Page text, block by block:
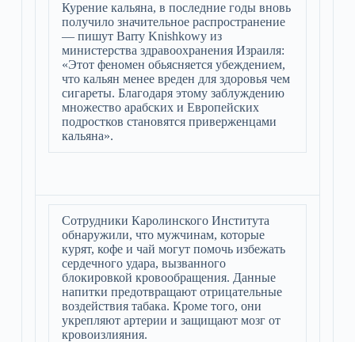
Курение кальяна, в последние годы вновь
получило значительное распространение
— пишут Barry Knishkowy из
министерства здравоохранения Израиля:
«Этот феномен обьясняется убеждением,
что кальян менее вреден для здоровья чем
сигареты. Благодаря этому заблуждению
множество арабских и Европейских
подростков становятся приверженцами
кальяна».
Сотрудники Каролинского Института
обнаружили, что мужчинам, которые
курят, кофе и чай могут помочь избежать
сердечного удара, вызванного
блокировкой кровообращения. Данные
напитки предотвращают отрицательные
воздействия табака. Кроме того, они
укрепляют артерии и защищают мозг от
кровоизлияния.